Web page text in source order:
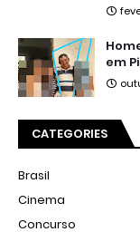
em
CATEGORIES
Brasil
Cinema
Concurso